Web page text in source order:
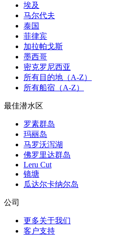
埃及
马尔代夫
泰国
菲律宾
加拉帕戈斯
墨西哥
密克罗尼西亚
所有目的地（A-Z）
所有船宿（A-Z）
最佳潜水区
罗素群岛
玛丽岛
马罗沃泻湖
佛罗里达群岛
Leru Cut
镜塘
瓜达尔卡纳尔岛
公司
更多关于我们
客户支持